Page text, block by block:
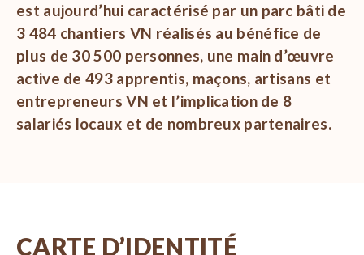
est aujourd’hui caractérisé par un parc bâti de
3 484 chantiers VN réalisés au bénéfice de
plus de 30 500 personnes, une main d’œuvre
active de 493 apprentis, maçons, artisans et
entrepreneurs VN et l’implication de 8
salariés locaux et de nombreux partenaires.
CARTE D’IDENTITÉ